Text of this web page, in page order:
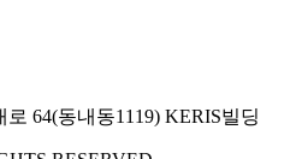
64(동내동1119) KERIS빌딩